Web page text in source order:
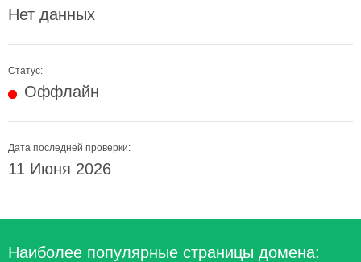
Нет данных
Статус:
Оффлайн
Дата последней проверки:
11 Июня 2026
Наиболее популярные страницы домена: